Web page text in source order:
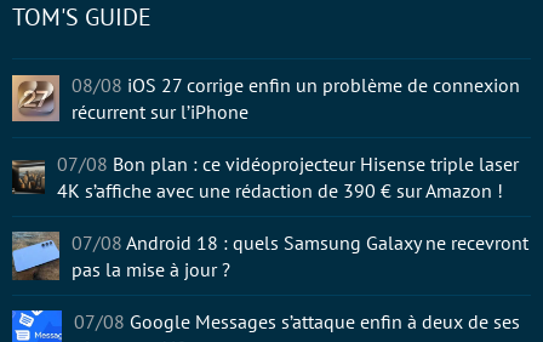
TOM'S GUIDE
08/08 iOS 27 corrige enfin un problème de connexion
récurrent sur l’iPhone
07/08 Bon plan : ce vidéoprojecteur Hisense triple laser
4K s’affiche avec une rédaction de 390 € sur Amazon !
07/08 Android 18 : quels Samsung Galaxy ne recevront
pas la mise à jour ?
07/08 Google Messages s’attaque enfin à deux de ses